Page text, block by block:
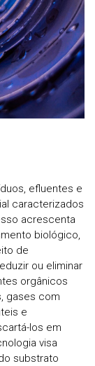
efluentes e
caracterizados
acrescenta
biológico,
de
ou eliminar
orgânicos
gases com
e
los em
visa
substrato